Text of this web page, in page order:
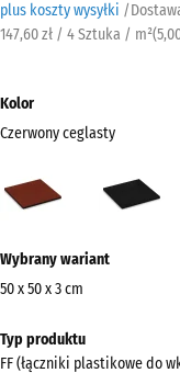
plus koszty wysyłki /
147,60 zł / 4 Sztuka / m²(
Kolor
Czerwony ceglasty
ceglasty
informacji
o
Pokaż
Wybrany wariant
50 x 50 x 3 cm
do
Typ produktu
FF (łączniki plastikowe do